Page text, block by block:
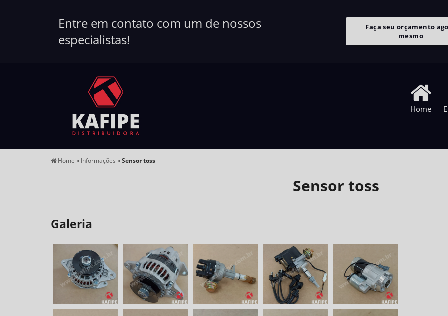
Entre em contato com um de nossos
especialistas!
Faça seu orçamento
mesmo
Home
Home » Informações »Sensor toss
Sensor toss
Galeria